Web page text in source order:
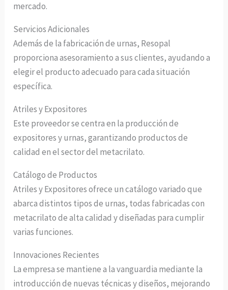
mercado.
Servicios Adicionales
Además de la fabricación de urnas, Resopal
proporciona asesoramiento a sus clientes, ayudando a
elegir el producto adecuado para cada situación
específica.
Atriles y Expositores
Este proveedor se centra en la producción de
expositores y urnas, garantizando productos de
calidad en el sector del metacrilato.
Catálogo de Productos
Atriles y Expositores ofrece un catálogo variado que
abarca distintos tipos de urnas, todas fabricadas con
metacrilato de alta calidad y diseñadas para cumplir
varias funciones.
Innovaciones Recientes
La empresa se mantiene a la vanguardia mediante la
introducción de nuevas técnicas y diseños, mejorando